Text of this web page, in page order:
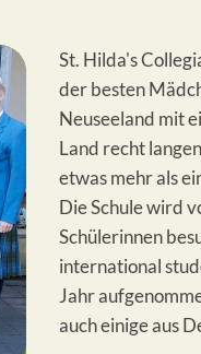
St. Hilda's
der besten
Neuseeland mit
Land recht
etwas mehr als
Die Schule wird
Schülerinnen
international
Jahr
auch einige aus